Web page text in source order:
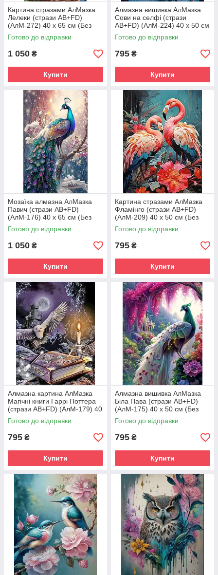
Картина стразами АлМазка
Лелеки (стрази AB+FD)
(АлМ-272) 40 х 65 см (Без
підрамника)
Готово до відправки
1 050 ₴
Купити
Алмазна вишивка АлМазка
Сови на селфі (стрази
AB+FD) (АлМ-224) 40 х 50 см
(Без підрамника)
Готово до відправки
795 ₴
Купити
Мозаїка алмазна АлМазка
Павич (стрази AB+FD)
(АлМ-176) 40 х 65 см (Без
підрамника)
Готово до відправки
1 050 ₴
Купити
Картина стразами АлМазка
Фламінго (стрази AB+FD)
(АлМ-209) 40 х 50 см (Без
підрамника)
Готово до відправки
795 ₴
Купити
Алмазна картина АлМазка
Магічні книги Гаррі Поттера
(стрази AB+FD) (АлМ-179) 40
х 50 см (Без підрамника)
Готово до відправки
795 ₴
Купити
Алмазна вишивка АлМазка
Біла Пава (стрази AB+FD)
(АлМ-175) 40 х 50 см (Без
підрамника)
Готово до відправки
795 ₴
Купити